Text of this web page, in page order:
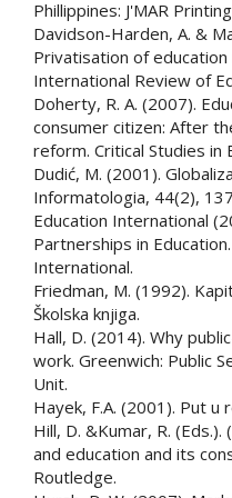
Phillippines: J'MAR
Davidson-Harden, A. &
Privatisation of education
International Review of
Doherty, R. A. (2007).
consumer citizen: After
reform. Critical Studies in
Dudić, M. (2001).
Informatologia, 44(2),
Education International
Partnerships in
International.
Friedman, M. (1992).
Školska knjiga.
Hall, D. (2014). Why
work. Greenwich: Public
Unit.
Hayek, F.A. (2001). Put u
Hill, D. &Kumar, R.
and education and its
Routledge.